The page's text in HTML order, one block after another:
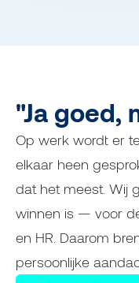
"Ja goed,
Op werk wordt er
elkaar heen
dat het meest. Wij
winnen is — voor
en HR. Daarom
persoonlijke